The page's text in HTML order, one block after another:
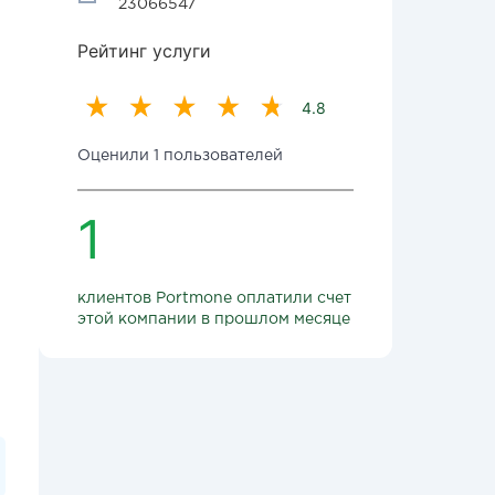
23066547
Рейтинг услуги
4.8
Оценили 1 пользователей
1
клиентов Portmone оплатили счет
этой компании в прошлом месяце